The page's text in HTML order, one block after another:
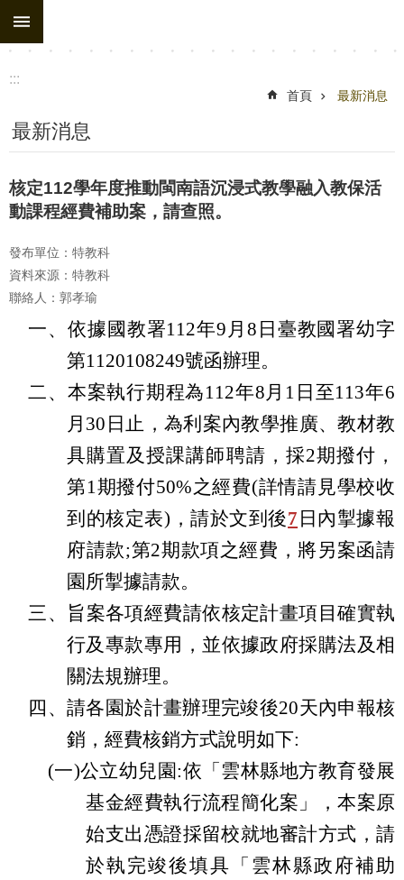
跳到主要內容區塊
:::
首頁 最新消息
最新消息
核定112學年度推動閩南語沉浸式教學融入教保活
動課程經費補助案，請查照。
發布單位：特教科
資料來源：特教科
聯絡人：郭孝瑜
一、依據國教署112年9月8日臺教國署幼字
第1120108249號函辦理。
二、本案執行期程為112年8月1日至113年6
月30日止，為利案內教學推廣、教材教
具購置及授課講師聘請，採2期撥付，
第1期撥付50%之經費(詳情請見學校收
到的核定表)，請於文到後7 日內掣據報
府請款;第2期款項之經費，將另案函請
園所掣據請款。
三、旨案各項經費請依核定計畫項目確實執
行及專款專用，並依據政府採購法及相
關法規辦理。
四、請各園於計畫辦理完竣後20天內申報核
銷，經費核銷方式說明如下:
(一)公立幼兒園:依「雲林縣地方教育發展
基金經費執行流程簡化案」，本案原
始支出憑證採留校就地審計方式，請
於執完竣後填具「雲林縣政府補助